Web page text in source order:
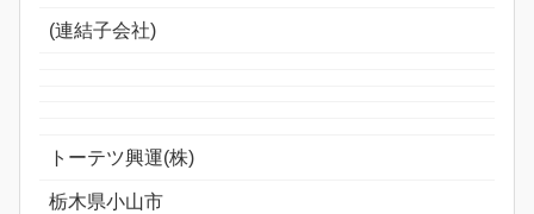
(連結子会社)
トーテツ興運(株)
栃木県小山市